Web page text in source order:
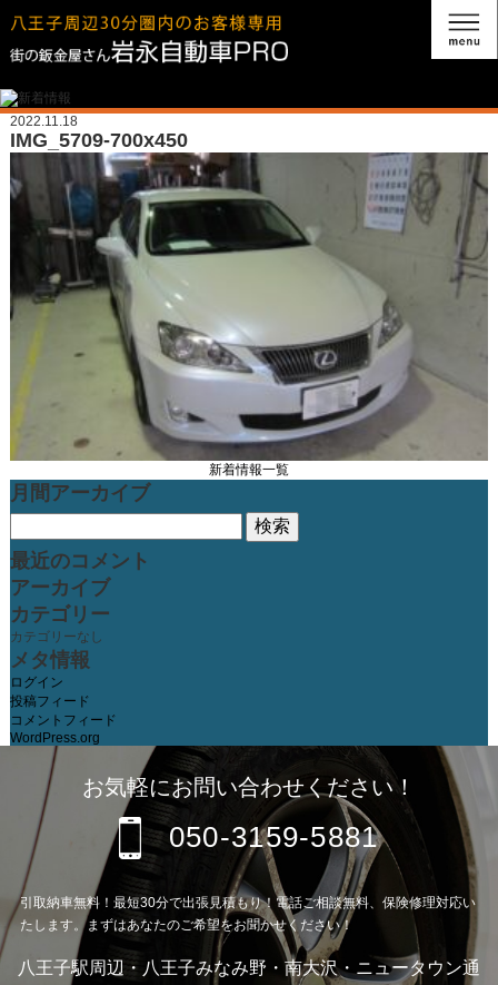
2022.11.18
IMG_5709-700x450
新着情報一覧
月間アーカイブ
検
最近のコメント
アーカイブ
カテゴリー
カテゴリーなし
メタ情報
ログイン
投稿フィード
コメントフィード
WordPress.org
お気軽にお問い合わせください！
050-3159-5881
引取納車無料！最短30分で出張見積もり！電話ご相談無料、保険修理対応い
たします。まずはあなたのご希望をお聞かせください！
八王子駅周辺・八王子みなみ野・南大沢・ニュータウン通